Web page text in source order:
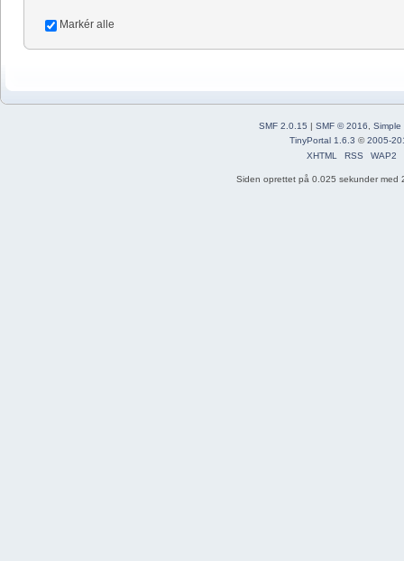
Markér alle
SMF 2.0.15 | SMF © 2016
Simple
TinyPortal 1.6.3 ©2005-
XHTML
RSS WAP2
Siden oprettet på 0.025 sekunder med